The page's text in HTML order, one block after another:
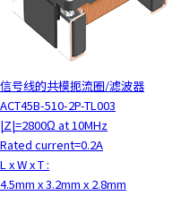
信号线的共模扼流圈/滤波器
ACT45B-510-2P-TL003
|Z|=2800Ω at 10MHz
Rated current=0.2A
L x W x T :
4.5mm x 3.2mm x 2.8mm